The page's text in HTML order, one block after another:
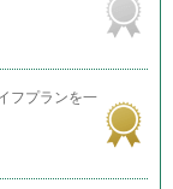
フプランを一